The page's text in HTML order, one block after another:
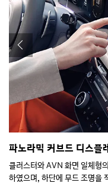
파노라믹 커브드 디스플
클러스터와 AVN 화면 일체형
하였으며, 하단에 무드 조명을